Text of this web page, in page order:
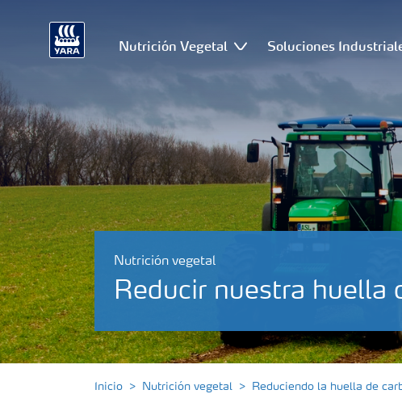
Nutrición Vegetal Soluciones
Nutrición vegetal
Reducir nuestra huella
Inicio Nutrición vegetal Reduciendo la huella de